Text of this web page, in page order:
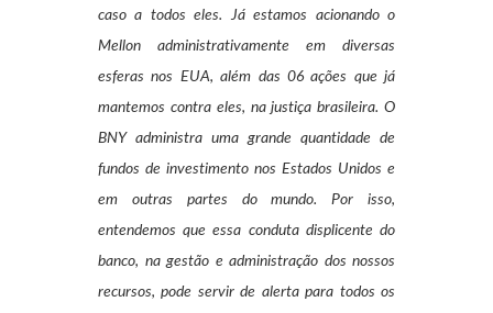
caso a todos eles. Já estamos acionando o
Mellon administrativamente em diversas
esferas nos EUA, além das 06 ações que já
mantemos contra eles, na justiça brasileira. O
BNY administra uma grande quantidade de
fundos de investimento nos Estados Unidos e
em outras partes do mundo. Por isso,
entendemos que essa conduta displicente do
banco, na gestão e administração dos nossos
recursos, pode servir de alerta para todos os